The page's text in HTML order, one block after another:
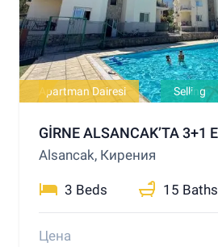
Apartman Dairesi Selling
Alsancak, Кирения
3 Beds 15 Baths
Цена